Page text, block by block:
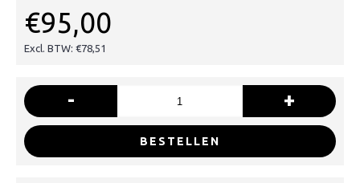
€95,00
Excl. BTW: €78,51
- +
BESTELLEN